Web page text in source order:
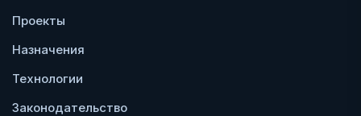
Проекты
Назначения
Технологии
Законодательство